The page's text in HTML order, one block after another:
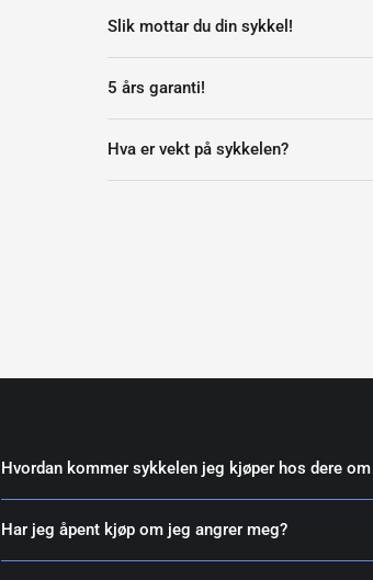
Slik mottar du din sykkel!
5 års garanti!
Hva er vekt på sykkelen?
Hvordan kommer sykkelen jeg kjøper hos dere
Har jeg åpent kjøp om jeg angrer meg?